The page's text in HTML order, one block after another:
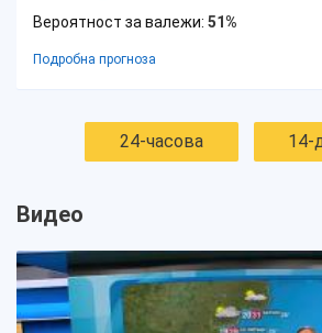
Вероятност за валежи: 51%
Подробна прогноза
24-часова 14-
Видео